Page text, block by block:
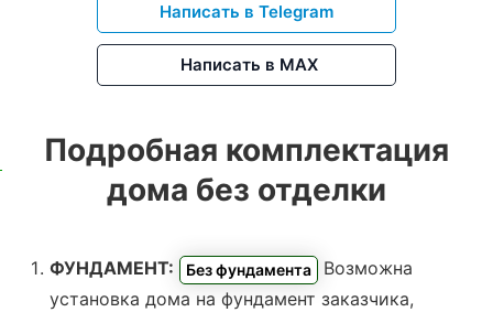
Написать в Telegram
Написать в MAX
Подробная комплектация
дома без отделки
ФУНДАМЕНТ: Без фундамента
Возможна
установка дома на фундамент заказчика,